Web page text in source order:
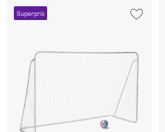
Superpris